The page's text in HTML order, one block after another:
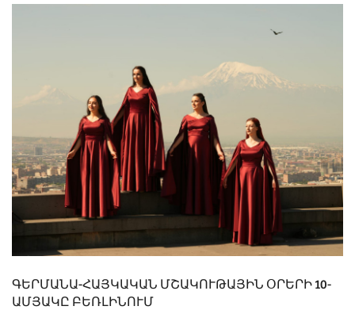
ԳԵՐՄԱՆԱ-ՀԱՅԿԱԿԱՆ ՄՇԱԿՈՒԹԱՅԻՆ ՕՐԵՐԻ 10-
ԱՄՅԱԿԸ ԲԵՌԼԻՆՈՒՄ